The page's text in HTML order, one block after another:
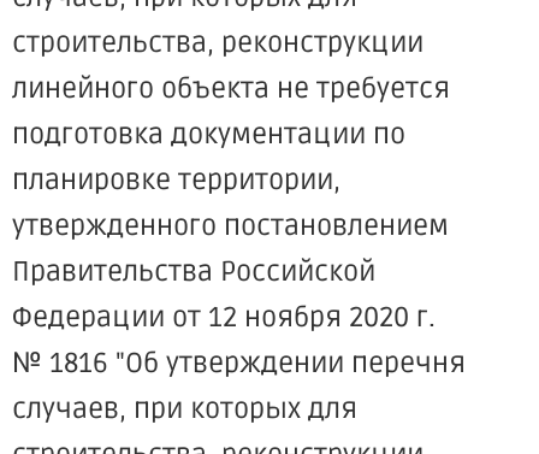
строительства, реконструкции
линейного объекта не требуется
подготовка документации по
планировке территории,
утвержденного постановлением
Правительства Российской
Федерации от 12 ноября 2020 г.
№ 1816 "Об утверждении перечня
случаев, при которых для